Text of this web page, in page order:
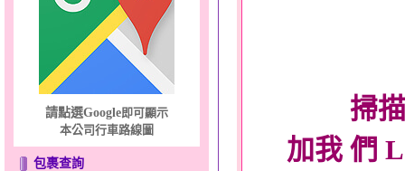
請點選Google即可顯示
本公司行車路線圖
包裹查詢
掃
加我 們